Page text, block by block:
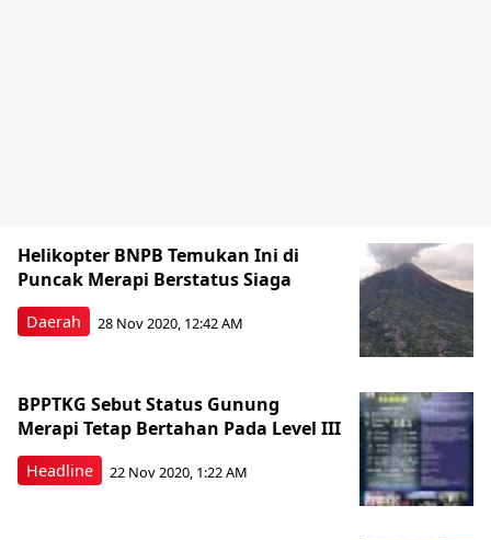
Daerah
Helikopter BNPB Temukan Ini di
Puncak Merapi Berstatus Siaga
28 Nov 2020, 12:42 AM
Headline
BPPTKG Sebut Status Gunung
Merapi Tetap Bertahan Pada Level III
22 Nov 2020, 1:22 AM